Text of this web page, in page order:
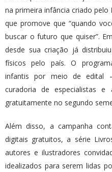
na primeira infância criado pelo
que promove que “quando
buscar o futuro que quiser”.
desde sua criação já
físicos pelo país. O
infantis por meio de edital
curadoria de especialistas e
gratuitamente no segundo
Além disso, a campanha
digitais gratuitos, a série
autores e ilustradores
idealizados para serem lidas